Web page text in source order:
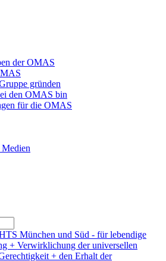
der OMAS
gründen
den OMAS bin
für die OMAS